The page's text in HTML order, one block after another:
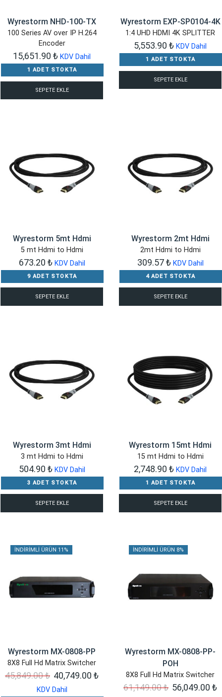
Wyrestorm NHD-100-TX
100 Series AV over IP H.264
Encoder
15,651.90 ₺ KDV Dahil
1 ADET STOKTA
SEPETE EKLE
Wyrestorm EXP-SP0104-4K
1:4 UHD HDMI 4K SPLITTER
5,553.90 ₺ KDV Dahil
1 ADET STOKTA
SEPETE EKLE
Wyrestorm 5mt Hdmi
5 mt Hdmi to Hdmi
673.20 ₺ KDV Dahil
9 ADET STOKTA
SEPETE EKLE
Wyrestorm 2mt Hdmi
2mt Hdmi to Hdmi
309.57₺ KDV Dahil
4 ADET STOKTA
SEPETE EKLE
Wyrestorm 3mt Hdmi
3 mt Hdmi to Hdmi
504.90 ₺ KDV Dahil
3 ADET STOKTA
SEPETE EKLE
Wyrestorm 15mt Hdmi
15 mt Hdmi to Hdmi
2,748.90 ₺ KDV Dahil
1 ADET STOKTA
SEPETE EKLE
İNDIRIMLI ÜRÜN 11%
Wyrestorm MX-0808-PP
8X8 Full Hd Matrix Switcher
45,849.00₺ Orijinal
fiyat:
40,749.00 ₺Şu
andaki
KDV Dahil
İNDIRIMLI ÜRÜN 8%
Wyrestorm MX-0808-PP-
POH
8X8 Full Hd Matrix Switcher
61,149.00₺ Orijinal
56,049.00 ₺